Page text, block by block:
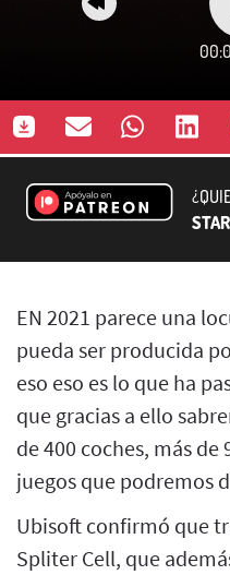
EN 2021 parece una
pueda ser producida
eso eso es lo que ha
que gracias a ello
de 400 coches, más
juegos que podremos
Ubisoft confirmó que
Spliter Cell, que